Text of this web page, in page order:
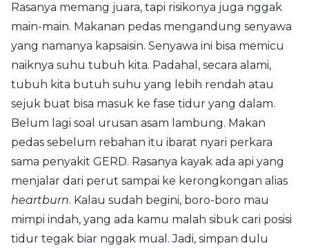
Rasanya memang juara, tapi risikonya juga nggak
main-main. Makanan pedas mengandung senyawa
yang namanya kapsaisin. Senyawa ini bisa memicu
naiknya suhu tubuh kita. Padahal, secara alami,
tubuh kita butuh suhu yang lebih rendah atau
sejuk buat bisa masuk ke fase tidur yang dalam.
Belum lagi soal urusan asam lambung. Makan
pedas sebelum rebahan itu ibarat nyari perkara
sama penyakit GERD. Rasanya kayak ada api yang
menjalar dari perut sampai ke kerongkongan alias
heartburn. Kalau sudah begini, boro-boro mau
mimpi indah, yang ada kamu malah sibuk cari posisi
tidur tegak biar nggak mual. Jadi, simpan dulu